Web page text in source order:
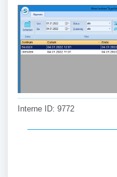
Interne ID: 9772